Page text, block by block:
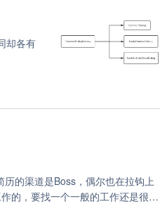
却各有
方
构造
，便需
的渠道是Boss，偶尔也在拉钩上
的，要找一个一般的工作还是很容